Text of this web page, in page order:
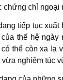
chứng chỉ ngoại
tiếp tục xuất
thế hệ
có thể còn xa
nghiêm túc